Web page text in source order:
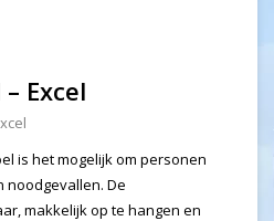
Excel
is het mogelijk om personen
noodgevallen. De
makkelijk op te hangen en